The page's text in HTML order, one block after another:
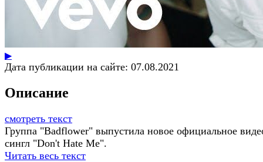
▶
Дата публикации на сайте: 07.08.2021
Описание
смотреть текст
Группа "Badflower" выпустила новое официальное
сингл "Don't Hate Me".
Читать весь текст